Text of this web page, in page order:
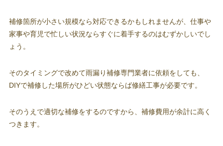
補修箇所が小さい規模なら対応できるかもしれませんが、仕事や
家事や育児で忙しい状況ならすぐに着手するのはむずかしいでし
ょう。
そのタイミングで改めて雨漏り補修専門業者に依頼をしても、
DIYで補修した場所がひどい状態ならば修繕工事が必要です。
そのうえで適切な補修をするのですから、補修費用が余計に高く
つきます。